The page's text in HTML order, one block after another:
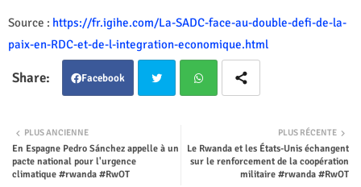
Source : https://fr.igihe.com/La-SADC-face-au-double-defi-de-la-
paix-en-RDC-et-de-l-integration-economique.html
Facebook
ter tsap
PLUS RÉCENTE
Le Rwanda et les États-Unis échangent
sur le renforcement de la coopération
militaire #rwanda #RwOT
PLUS ANCIENNE
En Espagne Pedro Sánchez appelle à un
pacte national pour l'urgence
climatique #rwanda #RwOT